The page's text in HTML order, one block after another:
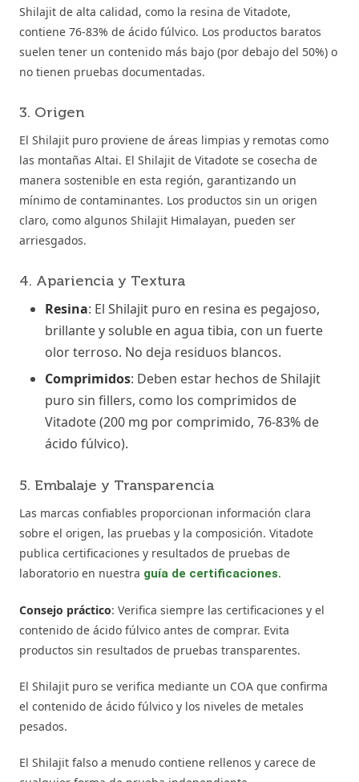
Shilajit de alta calidad, como la resina de Vitadote,
contiene 76-83% de ácido fúlvico. Los productos baratos
suelen tener un contenido más bajo (por debajo del 50%) o
no tienen pruebas documentadas.
3. Origen
El Shilajit puro proviene de áreas limpias y remotas como
las montañas Altai. El Shilajit de Vitadote se cosecha de
manera sostenible en esta región, garantizando un
mínimo de contaminantes. Los productos sin un origen
claro, como algunos Shilajit Himalayan, pueden ser
arriesgados.
4. Apariencia y Textura
Resina: El Shilajit puro en resina es pegajoso,
brillante y soluble en agua tibia, con un fuerte
olor terroso. No deja residuos blancos.
Comprimidos: Deben estar hechos de Shilajit
puro sin fillers, como los comprimidos de
Vitadote (200 mg por comprimido, 76-83% de
ácido fúlvico).
5. Embalaje y Transparencia
Las marcas confiables proporcionan información clara
sobre el origen, las pruebas y la composición. Vitadote
publica certificaciones y resultados de pruebas de
laboratorio en nuestra guía de certificaciones.
Consejo práctico: Verifica siempre las certificaciones y el
contenido de ácido fúlvico antes de comprar. Evita
productos sin resultados de pruebas transparentes.
El Shilajit puro se verifica mediante un COA que confirma
el contenido de ácido fúlvico y los niveles de metales
pesados.
El Shilajit falso a menudo contiene rellenos y carece de